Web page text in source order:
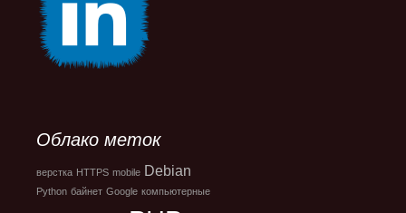
Облако меток
верстка HTTPS mobile Debian
Python байнет Google компьютерные